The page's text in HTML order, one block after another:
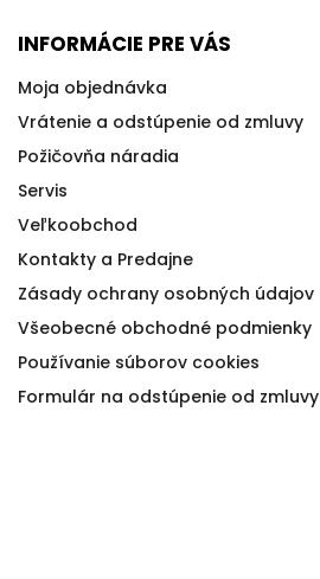
INFORMÁCIE PRE VÁS
Moja objednávka
Vrátenie a odstúpenie od zmluvy
Požičovňa náradia
Servis
Veľkoobchod
Kontakty a Predajne
Zásady ochrany osobných údajov
Všeobecné obchodné podmienky
Používanie súborov cookies
Formulár na odstúpenie od zmluvy